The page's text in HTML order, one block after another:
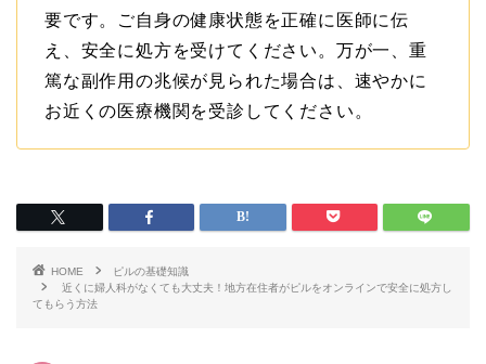
要です。ご自身の健康状態を正確に医師に伝
え、安全に処方を受けてください。万が一、重
篤な副作用の兆候が見られた場合は、速やかに
お近くの医療機関を受診してください。
HOME
ピルの基礎知識
近くに婦人科がなくても大丈夫！地方在住者がピルをオンラインで安全に処方し
てもらう方法